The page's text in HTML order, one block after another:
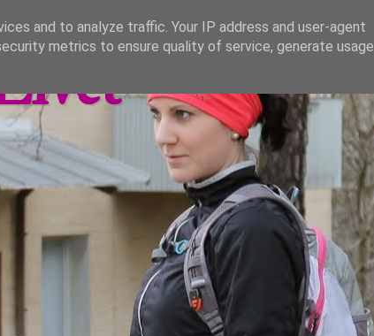
and to analyze traffic. Your IP address and user-agent
metrics to ensure quality of service, generate usage